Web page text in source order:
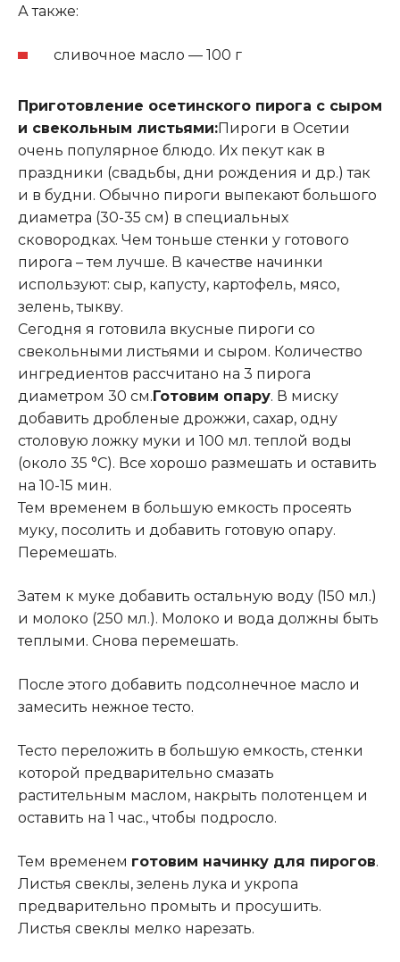
А также:
сливочное масло — 100 г
Приготовление осетинского пирога с сыром
и свекольным листьями:Пироги в Осетии
очень популярное блюдо. Их пекут как в
праздники (свадьбы, дни рождения и др.) так
и в будни. Обычно пироги выпекают большого
диаметра (30-35 см) в специальных
сковородках. Чем тоньше стенки у готового
пирога – тем лучше. В качестве начинки
используют: сыр, капусту, картофель, мясо,
зелень, тыкву.
Сегодня я готовила вкусные пироги со
свекольными листьями и сыром. Количество
ингредиентов рассчитано на 3 пирога
диаметром 30 см.Готовим опару. В миску
добавить дробленые дрожжи, сахар, одну
столовую ложку муки и 100 мл. теплой воды
(около 35 °С). Все хорошо размешать и оставить
на 10-15 мин.
Тем временем в большую емкость просеять
муку, посолить и добавить готовую опару.
Перемешать.
Затем к муке добавить остальную воду (150 мл.)
и молоко (250 мл.). Молоко и вода должны быть
теплыми. Снова перемешать.
После этого добавить подсолнечное масло и
замесить нежное тесто.
Тесто переложить в большую емкость, стенки
которой предварительно смазать
растительным маслом, накрыть полотенцем и
оставить на 1 час., чтобы подросло.
Тем временем готовим начинку для пирогов.
Листья свеклы, зелень лука и укропа
предварительно промыть и просушить.
Листья свеклы мелко нарезать.